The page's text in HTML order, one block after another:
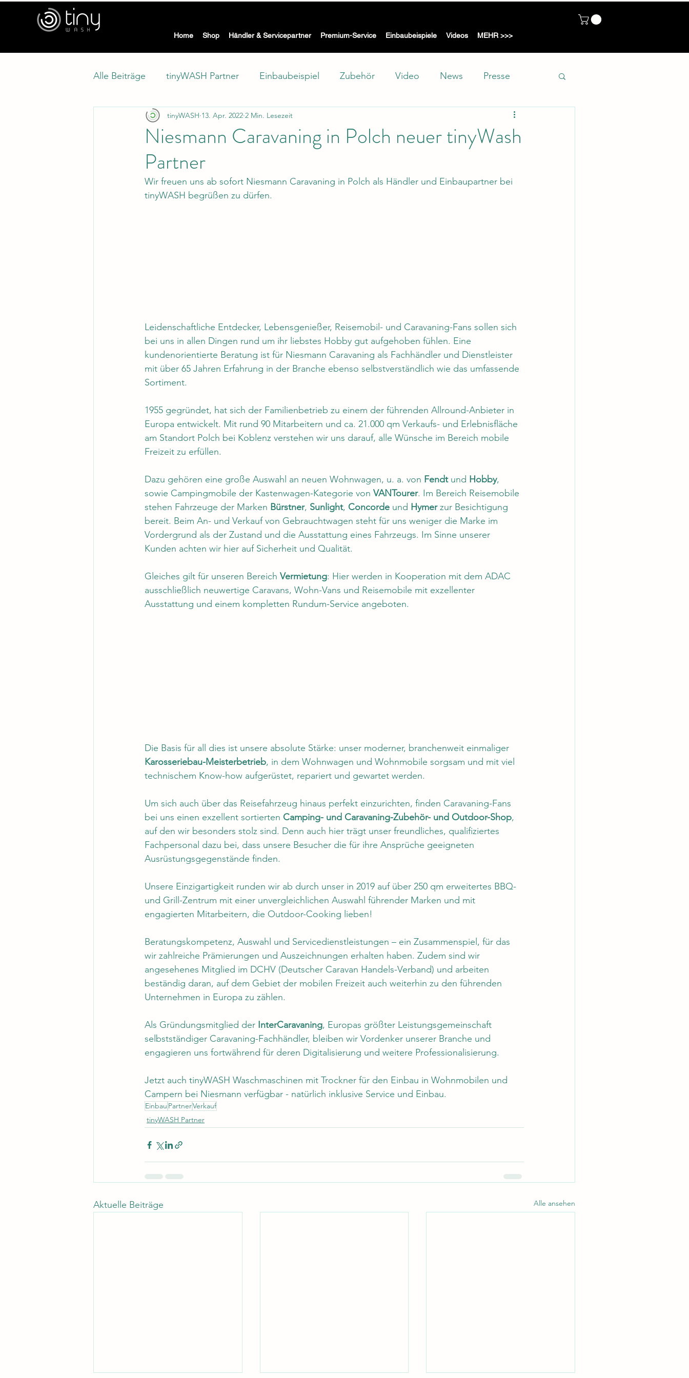
Home Shop Händler & Servicepartner Premium-Service Einbaubeispiele Videos MEHR >>>
Alle Beiträge tinyWASH Partner Einbaubeispiel Zubehör Video News Presse
Modellwechsel Klimaschutz Showroom
Niesmann Caravaning in Polch neuer tinyWash
Partner
tinyWASH 13. Apr. 2022 2 Min. Lesezeit
Wir freuen uns ab sofort Niesmann Caravaning in Polch als Händler und Einbaupartner bei
tinyWASH begrüßen zu dürfen.
Leidenschaftliche Entdecker, Lebensgenießer, Reisemobil- und Caravaning-Fans sollen sich
bei uns in allen Dingen rund um ihr liebstes Hobby gut aufgehoben fühlen. Eine
kundenorientierte Beratung ist für Niesmann Caravaning als Fachhändler und Dienstleister
mit über 65 Jahren Erfahrung in der Branche ebenso selbstverständlich wie das umfassende
Sortiment.
1955 gegründet, hat sich der Familienbetrieb zu einem der führenden Allround-Anbieter in
Europa entwickelt. Mit rund 90 Mitarbeitern und ca. 21.000 qm Verkaufs- und Erlebnisfläche
am Standort Polch bei Koblenz verstehen wir uns darauf, alle Wünsche im Bereich mobile
Freizeit zu erfüllen.
Dazu gehören eine große Auswahl an neuen Wohnwagen, u. a. von Fendt und Hobby,
sowie Campingmobile der Kastenwagen-Kategorie von VANTourer. Im Bereich Reisemobile
stehen Fahrzeuge der Marken Bürstner, Sunlight, Concorde und Hymer zur Besichtigung
bereit. Beim An- und Verkauf von Gebrauchtwagen steht für uns weniger die Marke im
Vordergrund als der Zustand und die Ausstattung eines Fahrzeugs. Im Sinne unserer
Kunden achten wir hier auf Sicherheit und Qualität.
Gleiches gilt für unseren Bereich Vermietung: Hier werden in Kooperation mit dem ADAC
ausschließlich neuwertige Caravans, Wohn-Vans und Reisemobile mit exzellenter
Ausstattung und einem kompletten Rundum-Service angeboten.
Die Basis für all dies ist unsere absolute Stärke: unser moderner, branchenweit einmaliger
Karosseriebau-Meisterbetrieb, in dem Wohnwagen und Wohnmobile sorgsam und mit viel
technischem Know-how aufgerüstet, repariert und gewartet werden.
Um sich auch über das Reisefahrzeug hinaus perfekt einzurichten, finden Caravaning-Fans
bei uns einen exzellent sortierten Camping- und Caravaning-Zubehör- und Outdoor-Shop,
auf den wir besonders stolz sind. Denn auch hier trägt unser freundliches, qualifiziertes
Fachpersonal dazu bei, dass unsere Besucher die für ihre Ansprüche geeigneten
Ausrüstungsgegenstände finden.
Unsere Einzigartigkeit runden wir ab durch unser in 2019 auf über 250 qm erweitertes BBQ-
und Grill-Zentrum mit einer unvergleichlichen Auswahl führender Marken und mit
engagierten Mitarbeitern, die Outdoor-Cooking lieben!
Beratungskompetenz, Auswahl und Servicedienstleistungen – ein Zusammenspiel, für das
wir zahlreiche Prämierungen und Auszeichnungen erhalten haben. Zudem sind wir
angesehenes Mitglied im DCHV (Deutscher Caravan Handels-Verband) und arbeiten
beständig daran, auf dem Gebiet der mobilen Freizeit auch weiterhin zu den führenden
Unternehmen in Europa zu zählen.
Als Gründungsmitglied der InterCaravaning, Europas größter Leistungsgemeinschaft
selbstständiger Caravaning-Fachhändler, bleiben wir Vordenker unserer Branche und
engagieren uns fortwährend für deren Digitalisierung und weitere Professionalisierung.
Jetzt auch tinyWASH Waschmaschinen mit Trockner für den Einbau in Wohnmobilen und
Campern bei Niesmann verfügbar - natürlich inklusive Service und Einbau.
Einbau PartnerVerkauf
tinyWASH Partner
Aktuelle Beiträge Alle ansehen